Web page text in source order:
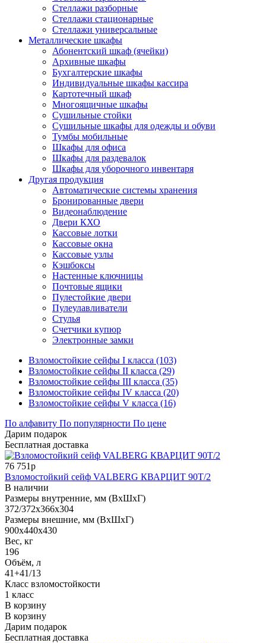
Стеллажи разборные
Стеллажи стационарные
Стеллажи универсальные
Металлические шкафы
Абонентский шкаф (ячейки)
Архивные шкафы
Бухгалтерские шкафы
Индивидуальные шкафы кассира
Картотечный шкаф
Многоящичные шкафы
Сушильные стойки
Сушильные шкафы для одежды и обуви
Тумбы мобильные
Шкафы для офиса
Шкафы для раздевалок
Шкафы для уборочного инвентаря
Другая продукция
Автоматические системы хранения
Бронированные двери
Видеонаблюдение
Двери КХО
Кассовые лотки
Кассовые окна
Кассовые узлы
Кэшбоксы
Настенные ключницы
Почтовые ящики
Пулестойкие двери
Пулеулавливатели
Стулья
Счетчики купюр
Электронные замки
Взломостойкие сейфы I класса (103)
Взломостойкие сейфы II класса (29)
Взломостойкие сейфы III класса (35)
Взломостойкие сейфы IV класса (20)
Взломостойкие сейфы V класса (16)
По алфавиту По популярности По цене
Дарим подарок
Бесплатная доставка
76 751р
Взломостойкий сейф VALBERG КВАРЦИТ 90Т/2
В наличии
Размеры внутренние, мм (ВхШхГ)
372/372x366x304
Размеры внешние, мм (ВхШхГ)
900x440x430
Вес, кг
196
Объём, л
41+41/13
Класс взломостойкости
1 класс
В корзину
В корзину
Дарим подарок
Бесплатная доставка